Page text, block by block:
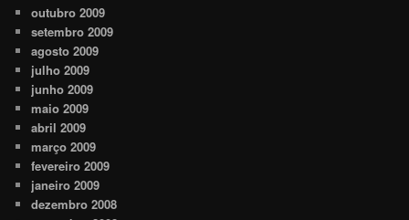
outubro 2009
setembro 2009
agosto 2009
julho 2009
junho 2009
maio 2009
abril 2009
março 2009
fevereiro 2009
janeiro 2009
dezembro 2008